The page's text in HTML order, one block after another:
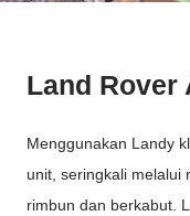
Land Rover
Menggunakan Landy
unit, seringkali melalui
rimbun dan berkabut.